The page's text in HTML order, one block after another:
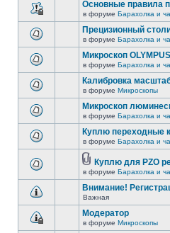
Основные правила
в форуме Барахолка и
Прецизионный
в форуме Барахолка и
Микроскоп
в форуме Барахолка и
Калибровка
в форуме Микроскопы
Микроскоп
в форуме Барахолка и
Куплю переходные
в форуме Барахолка и
Куплю для PZO
в форуме Барахолка и
Внимание!
Важная
Модератор
в форуме Микроскопы